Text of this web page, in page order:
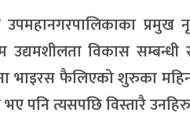
उपमहानगरपालिकाका प्रमुख
उद्यमशीलता विकास
भाइरस फैलिएको शुरुका
पनि त्यसपछि विस्तारै